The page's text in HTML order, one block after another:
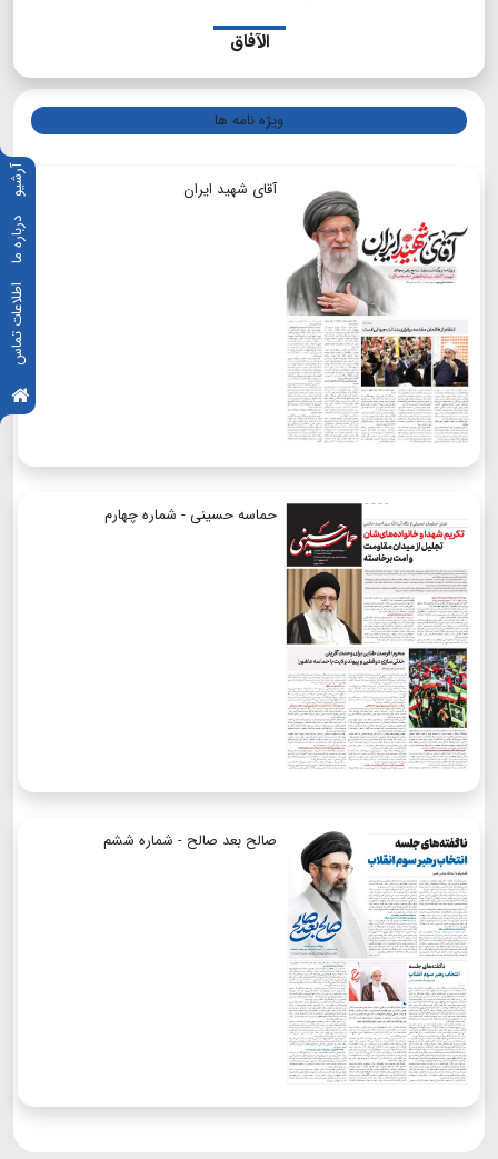
آرشیو
درباره ما
اطلاعات تماس
الآفاق
ویژه نامه ها
آقای شهید ایران
حماسه حسینی - شماره چهارم
صالح بعد صالح - شماره ششم